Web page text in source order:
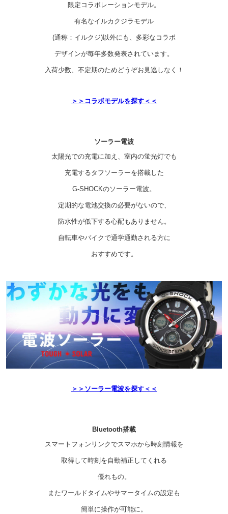
限定コラボレーションモデル。
有名なイルカクジラモデル
(通称：イルクジ)以外にも、多彩なコラボ
デザインが毎年多数発表されています。
入荷少数、不定期のためどうぞお見逃しなく！
＞＞コラボモデルを探す＜＜
ソーラー電波
太陽光での充電に加え、室内の蛍光灯でも
充電するタフソーラーを搭載した
G-SHOCKのソーラー電波。
定期的な電池交換の必要がないので、
防水性が低下する心配もありません。
自転車やバイクで通学通勤される方に
おすすめです。
＞＞ソーラー電波を探す＜＜
Bluetooth搭載
スマートフォンリンクでスマホから時刻情報を
取得して時刻を自動補正してくれる
優れもの。
またワールドタイムやサマータイムの設定も
簡単に操作が可能に。